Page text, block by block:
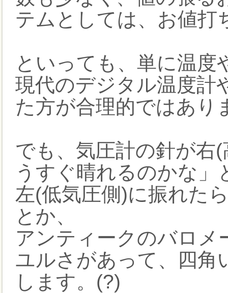
テムとしては、お値打
といっても、単に温度
現代のデジタル温度計
た方が合理的ではあり
でも、気圧計の針が右
うすぐ晴れるのかな」
左(低気圧側)に振れた
とか、
アンティークのバロメ
ユルさがあって、四角
します。(?)